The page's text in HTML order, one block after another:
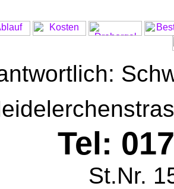
Tel:
St.Nr.